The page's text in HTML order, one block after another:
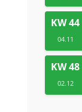
KW 44
04.11
KW 48
02.12